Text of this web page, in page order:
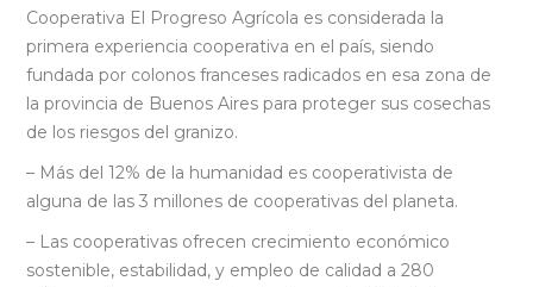
Cooperativa El Progreso Agrícola es considerada la
primera experiencia cooperativa en el país, siendo
fundada por colonos franceses radicados en esa zona de
la provincia de Buenos Aires para proteger sus cosechas
de los riesgos del granizo.
– Más del 12% de la humanidad es cooperativista de
alguna de las 3 millones de cooperativas del planeta.
– Las cooperativas ofrecen crecimiento económico
sostenible, estabilidad, y empleo de calidad a 280